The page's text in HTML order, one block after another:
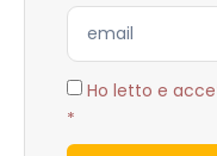
Ho letto e
*